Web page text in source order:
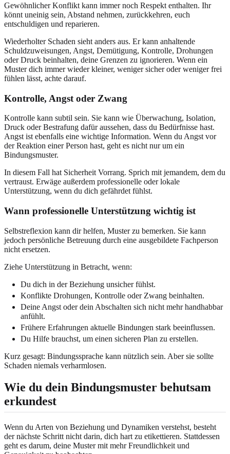
Gewöhnlicher Konflikt kann immer noch Respekt enthalten. Ihr
könnt uneinig sein, Abstand nehmen, zurückkehren, euch
entschuldigen und reparieren.
Wiederholter Schaden sieht anders aus. Er kann anhaltende
Schuldzuweisungen, Angst, Demütigung, Kontrolle, Drohungen
oder Druck beinhalten, deine Grenzen zu ignorieren. Wenn ein
Muster dich immer wieder kleiner, weniger sicher oder weniger frei
fühlen lässt, achte darauf.
Kontrolle, Angst oder Zwang
Kontrolle kann subtil sein. Sie kann wie Überwachung, Isolation,
Druck oder Bestrafung dafür aussehen, dass du Bedürfnisse hast.
Angst ist ebenfalls eine wichtige Information. Wenn du Angst vor
der Reaktion einer Person hast, geht es nicht nur um ein
Bindungsmuster.
In diesem Fall hat Sicherheit Vorrang. Sprich mit jemandem, dem du
vertraust. Erwäge außerdem professionelle oder lokale
Unterstützung, wenn du dich gefährdet fühlst.
Wann professionelle Unterstützung wichtig ist
Selbstreflexion kann dir helfen, Muster zu bemerken. Sie kann
jedoch persönliche Betreuung durch eine ausgebildete Fachperson
nicht ersetzen.
Ziehe Unterstützung in Betracht, wenn:
Du dich in der Beziehung unsicher fühlst.
Konflikte Drohungen, Kontrolle oder Zwang beinhalten.
Deine Angst oder dein Abschalten sich nicht mehr handhabbar
anfühlt.
Frühere Erfahrungen aktuelle Bindungen stark beeinflussen.
Du Hilfe brauchst, um einen sicheren Plan zu erstellen.
Kurz gesagt: Bindungssprache kann nützlich sein. Aber sie sollte
Schaden niemals verharmlosen.
Wie du dein Bindungsmuster behutsam
erkundest
Wenn du Arten von Beziehung und Dynamiken verstehst, besteht
der nächste Schritt nicht darin, dich hart zu etikettieren. Stattdessen
geht es darum, deine Muster mit mehr Freundlichkeit und